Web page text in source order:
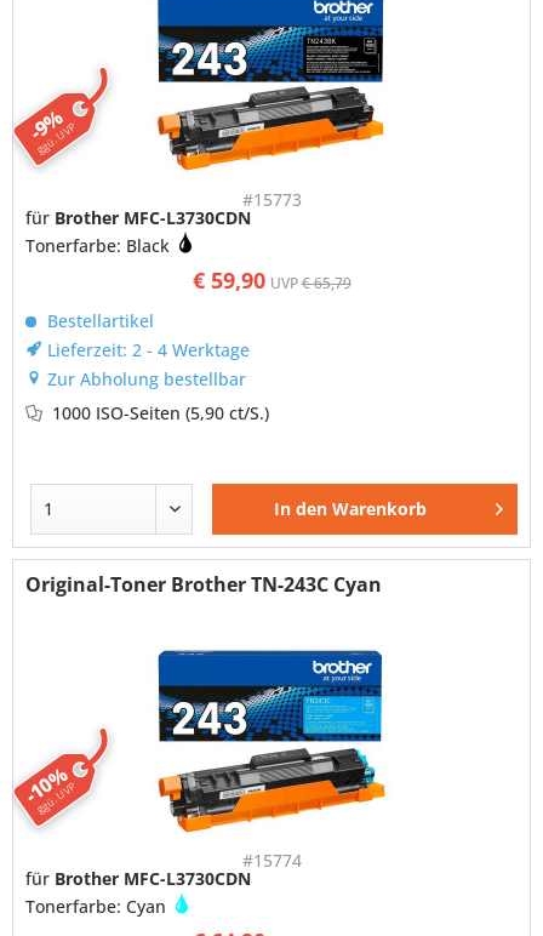
-9%
ggü. UVP
#15773
€ 59,90 UVP€ 65,79
für Brother MFC-L3730CDN
Tonerfarbe: Black
Bestellartikel
Lieferzeit: 2 - 4 Werktage
Zur Abholung bestellbar
1000 ISO-Seiten(5,90 ct/S.)
In den Warenkorb
-10%
ggü. UVP
Original-Toner Brother TN-243C Cyan
#15774
für Brother MFC-L3730CDN
Tonerfarbe: Cyan